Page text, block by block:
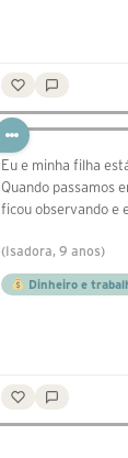
Eu e minha filha
Quando passamos
ficou observando e
(Isadora, 9 anos)
Dinheiro e